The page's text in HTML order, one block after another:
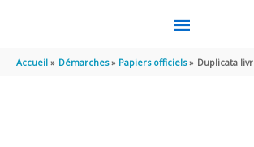
MENU
Accueil Démarches Papiers officiels Duplicata